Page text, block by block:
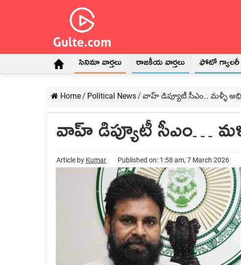
సినిమా వార్తలు రాజకీయ వార్తలు ఫోటో గ్యాలరీ
Home/ Political News/ వాహ్ డిప్యూటీ సీఎం… మళ్ళీ
వాహ్ డిప్యూటీ సీఎం…
Article by Kumar Published on: 1:58 am, 7 March 2026